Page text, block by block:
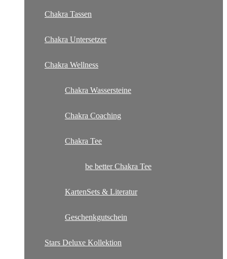
Chakra Tassen
Chakra Untersetzer
Chakra Wellness
Chakra Wassersteine
Chakra Coaching
Chakra Tee
be better Chakra Tee
KartenSets & Literatur
Geschenkgutschein
Stars Deluxe Kollektion